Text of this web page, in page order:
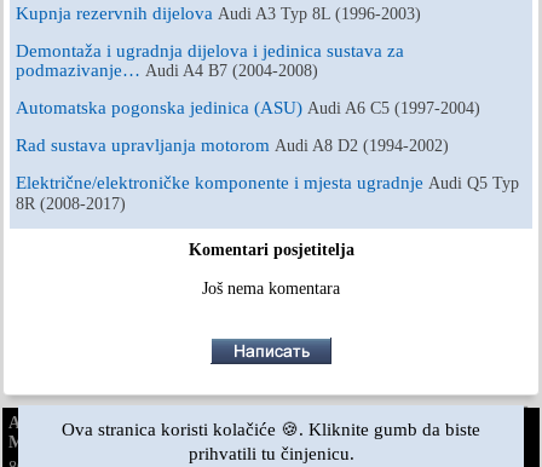
Kupnja rezervnih dijelova Audi A3 Typ 8L (1996-2003)
Demontaža i ugradnja dijelova i jedinica sustava za
podmazivanje… Audi A4 B7 (2004-2008)
Automatska pogonska jedinica (ASU) Audi A6 C5 (1997-2004)
Rad sustava upravljanja motorom Audi A8 D2 (1994-2002)
Električne/elektroničke komponente i mjesta ugradnje Audi Q5 Typ
8R (2008-2017)
Komentari posjetitelja
Još nema komentara
AudiManual.ru © 2017-2026 ·Puna verzija· Povratne informacije
Mapa stranice·Pretraživanje stranice· Vijesti i članci
Ova stranica koristi kolačiće 🍪. Kliknite gumb da biste
prihvatili tu činjenicu.